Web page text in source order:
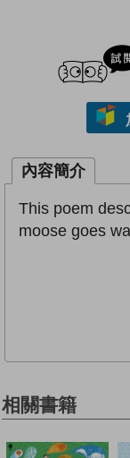
內容簡介
This poem
moose goes
相關書籍